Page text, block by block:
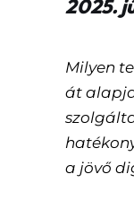
2025.
Milyen
át
a jövő